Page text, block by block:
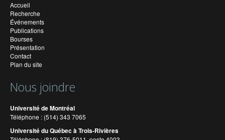
Accueil
Recherche
Événements
Publications
Bourses
Présentation
Contact
Plan du site
Nous joindre
Université de Montréal
Téléphone : (514) 343 7065
Université du Québec à Trois-Rivières